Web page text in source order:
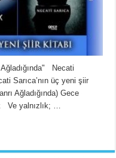
Necati
Sarıca’nın üç yeni şiir
Ağladığında) Gece
Ve yalnızlık; …